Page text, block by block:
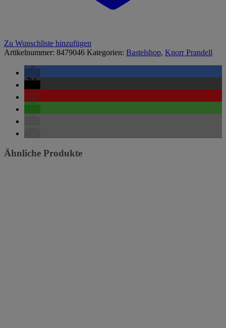
Zu Wunschliste hinzufügen
Artikelnummer: 8479046 Kategorien: Bastelshop, Knorr Prandell
Ähnliche Produkte